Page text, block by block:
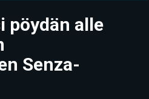
pöydän alle
Senza-